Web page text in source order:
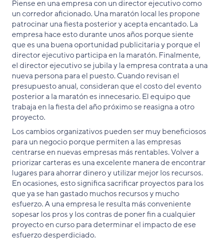
Piense en una empresa con un director ejecutivo como
un corredor aficionado. Una maratón local les propone
patrocinar una fiesta posterior y acepta encantado. La
empresa hace esto durante unos años porque siente
que es una buena oportunidad publicitaria y porque el
director ejecutivo participa en la maratón. Finalmente,
el director ejecutivo se jubila y la empresa contrata a una
nueva persona para el puesto. Cuando revisan el
presupuesto anual, consideran que el costo del evento
posterior a la maratón es innecesario. El equipo que
trabaja en la fiesta del año próximo se reasigna a otro
proyecto.
Los cambios organizativos pueden ser muy beneficiosos
para un negocio porque permiten a las empresas
centrarse en nuevas empresas más rentables. Volver a
priorizar carteras es una excelente manera de encontrar
lugares para ahorrar dinero y utilizar mejor los recursos.
En ocasiones, esto significa sacrificar proyectos para los
que ya se han gastado muchos recursos y mucho
esfuerzo. A una empresa le resulta más conveniente
sopesar los pros y los contras de poner fin a cualquier
proyecto en curso para determinar el impacto de ese
esfuerzo desperdiciado.